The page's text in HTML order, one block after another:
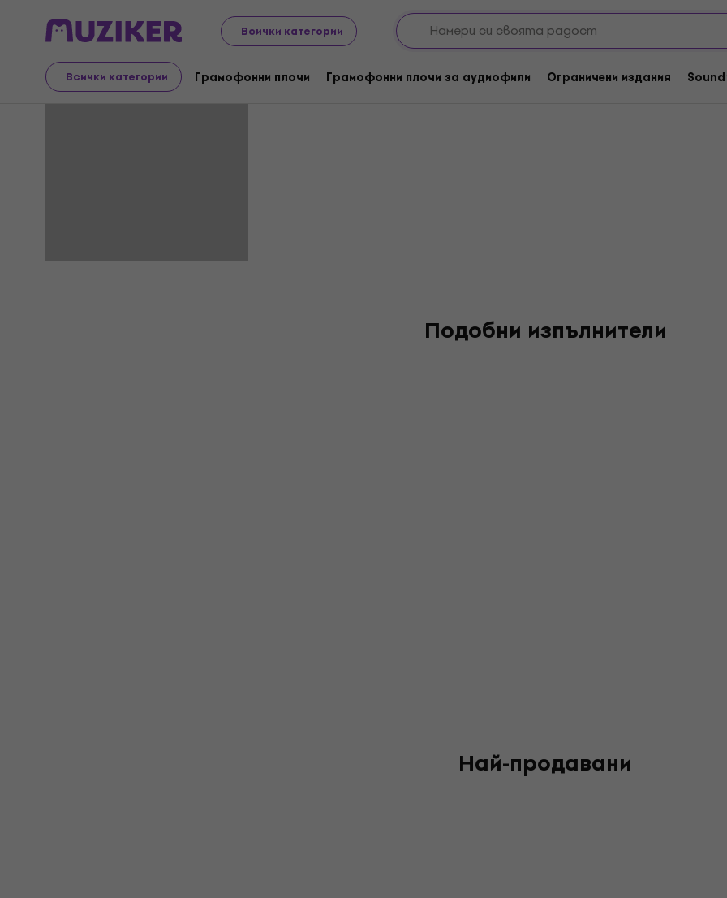
Всички категории
Всички категории Грамофонни плочи Грамофонни плочи за аудиофили Ограничени издания
Ric Robertson
Подобни изпълнители
Най-продавани